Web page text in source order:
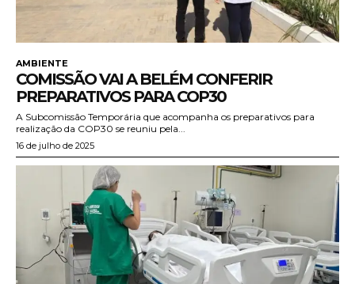
AMBIENTE
COMISSÃO VAI A BELÉM CONFERIR
PREPARATIVOS PARA COP30
A Subcomissão Temporária que acompanha os preparativos para
realização da COP30 se reuniu pela...
16 de julho de 2025